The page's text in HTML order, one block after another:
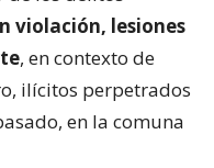
violación, lesiones
, en contexto de
ilícitos perpetrados
en la comuna